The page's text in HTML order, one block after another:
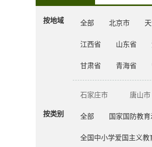
按地域 全部 北京市
江西省 山东省
甘肃省 青海省
石家庄市 唐山市
按类别 全部 国家国防教
全国中小学爱国主义教